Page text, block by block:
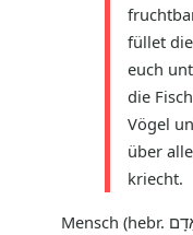
füllet
euch
die
Vögel
über
kriecht.
Mensch (hebr. אָדָם) ist hier eine